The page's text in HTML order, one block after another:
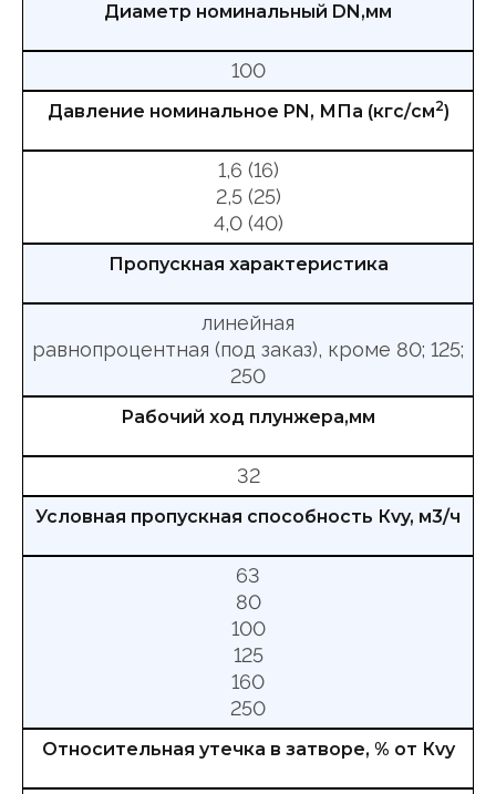
Диаметр номинальный DN,мм
100
Давление номинальное PN, МПа (кгс/см2)
1,6 (16)
2,5 (25)
4,0 (40)
Пропускная характеристика
линейная
равнопроцентная (под заказ), кроме 80; 125;
250
Рабочий ход плунжера,мм
32
Условная пропускная способность Кvy, м3/ч
63
80
100
125
160
250
Относительная утечка в затворе, % от Кvy